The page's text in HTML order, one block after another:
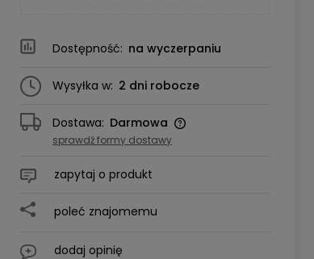
Dostępność: na wyczerpaniu
Wysyłka w: 2 dni robocze
Dostawa: Darmowa
kosztów płatności
sprawdź formy dostawy
zapytaj o produkt
poleć znajomemu
dodaj opinię